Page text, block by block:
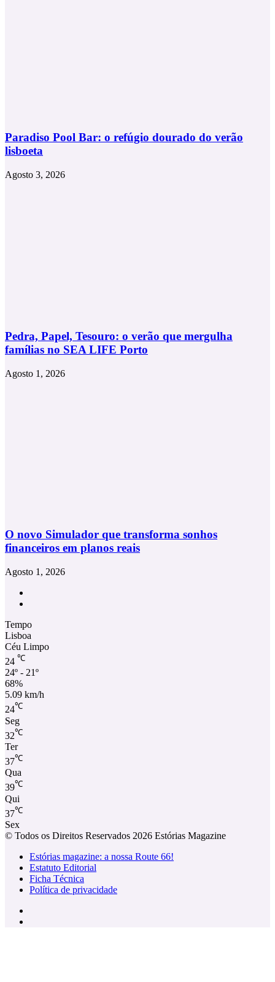
Paradiso Pool Bar: o refúgio dourado do verão
lisboeta
Agosto 3, 2026
Pedra, Papel, Tesouro: o verão que mergulha
famílias no SEA LIFE Porto
Agosto 1, 2026
O novo Simulador que transforma sonhos
financeiros em planos reais
Agosto 1, 2026
Tempo
Lisboa
Céu Limpo
24 ℃
24º - 21º
68%
5.09 km/h
24℃
Seg
32℃
Ter
37℃
Qua
39℃
Qui
37℃
Sex
© Todos os Direitos Reservados 2026 Estórias Magazine
Estórias magazine: a nossa Route 66!
Estatuto Editorial
Ficha Técnica
Política de privacidade